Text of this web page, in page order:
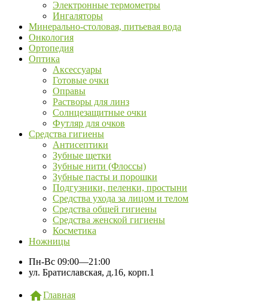
Электронные термометры
Ингаляторы
Минерально-столовая, питьевая вода
Онкология
Ортопедия
Оптика
Аксессуары
Готовые очки
Оправы
Растворы для линз
Солнцезащитные очки
Футляр для очков
Средства гигиены
Антисептики
Зубные щетки
Зубные нити (Флоссы)
Зубные пасты и порошки
Подгузники, пеленки, простыни
Средства ухода за лицом и телом
Средства общей гигиены
Средства женской гигиены
Косметика
Ножницы
Пн-Вс 09:00—21:00
ул. Братиславская, д.16, корп.1
Главная